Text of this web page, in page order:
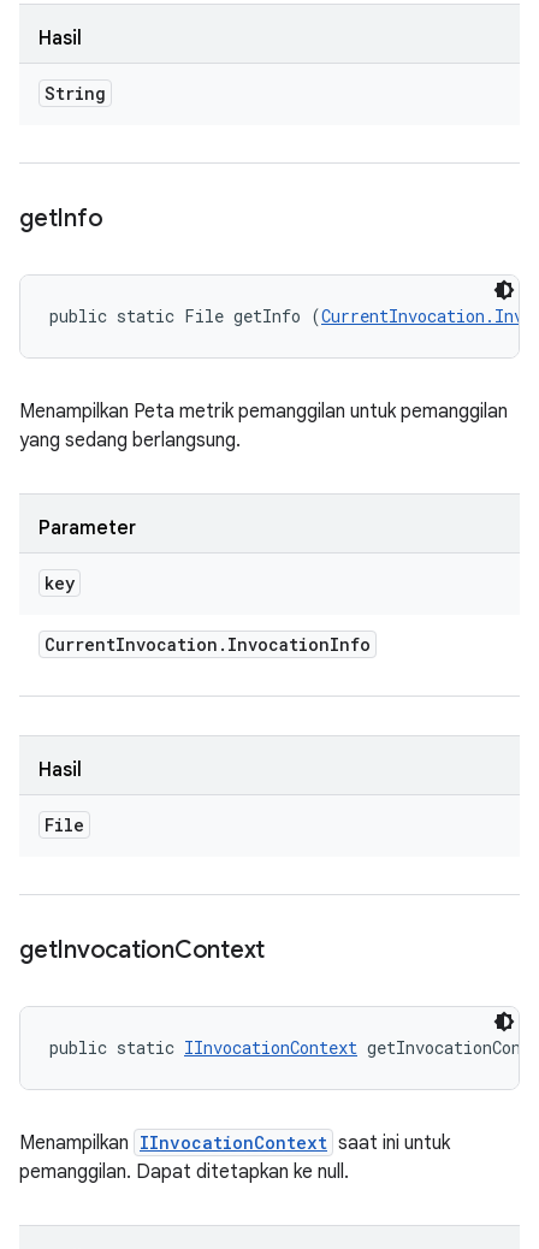
Hasil
String
getInfo
public static File getInfo (
Menampilkan Peta metrik pemanggilan untuk pemanggilan
yang sedang berlangsung.
Parameter
key
CurrentInvocation . InvocationInfo
Hasil
File
getInvocationContext
public static IInvocationContext
Menampilkan IInvocationContext saat ini untuk
pemanggilan. Dapat ditetapkan ke null.